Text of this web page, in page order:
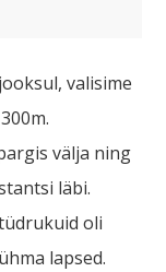
valisime
välja ning
läbi.
oli
lapsed.